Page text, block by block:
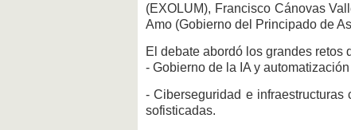
(EXOLUM), Francisco Cánovas
Amo (Gobierno del Principado de
El debate abordó los grandes retos
- Gobierno de la IA y
- Ciberseguridad e
sofisticadas.